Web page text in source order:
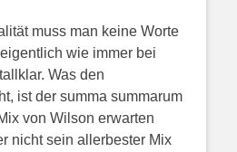
muss man keine Worte
wie immer bei
Was den
ist der summa summarum
von Wilson erwarten
nicht sein allerbester Mix